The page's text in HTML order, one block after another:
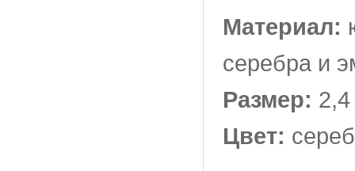
Материал:
серебра и
Размер:
Цвет: